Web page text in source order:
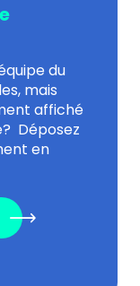
du
mais
affiché
Déposez
en